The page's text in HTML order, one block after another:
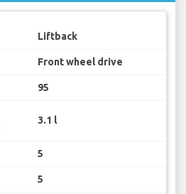
Liftback
Front wheel drive
95
3.1 l
5
5